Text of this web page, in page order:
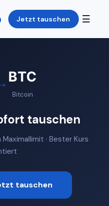
Jetzt tauschen ☰
BTC
Bitcoin
tauschen
Maximallimit · Bester Kurs
tauschen